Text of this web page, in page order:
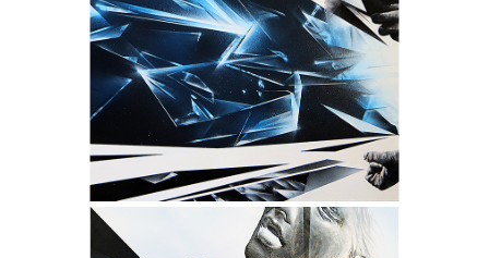
BORDERLINE
- Collection "Fragments" -
- Dimensions : 150 x 93 cm -
- Techniques : Encres, Acrylique,
Aérosols et Produits chimiques -
- Châssis conçu sur mesure en
MERANTI authentique -